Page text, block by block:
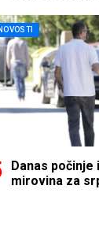
NOVOSTI
Danas počinje
mirovina za